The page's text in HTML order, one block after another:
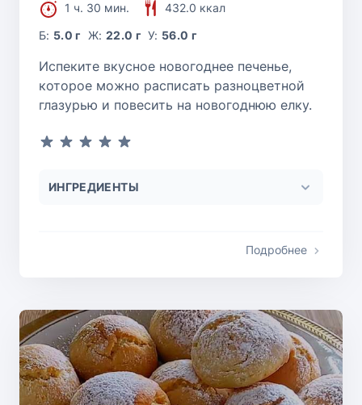
1 ч. 30 мин.
432.0 ккал
Б: 5.0 г Ж: 22.0 г У: 56.0 г
Испеките вкусное новогоднее печенье,
которое можно расписать разноцветной
глазурью и повесить на новогоднюю елку.
ИНГРЕДИЕНТЫ
Подробнее